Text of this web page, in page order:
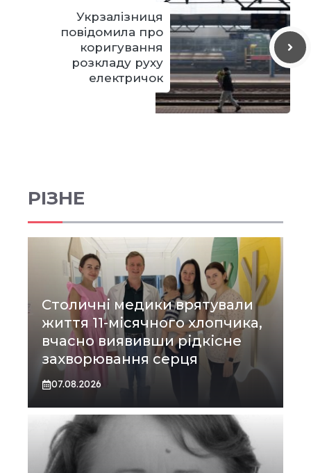
Укрзалізниця
повідомила про
коригування
розкладу руху
електричок
РІЗНЕ
Столичні медики врятували
життя 11-місячного хлопчика,
вчасно виявивши рідкісне
захворювання серця
07.08.2026